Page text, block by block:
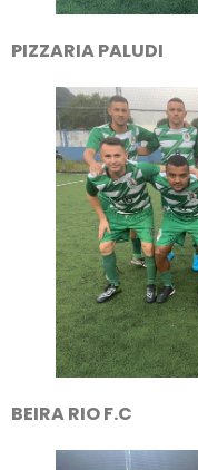
PIZZARIA PALUDI
BEIRA RIO F.C